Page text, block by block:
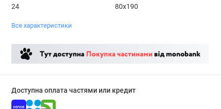
24 80x190
Все характеристики
Доступна оплата частями или кредит